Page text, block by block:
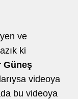
ve
ki
Güneş
videoya
bu videoya